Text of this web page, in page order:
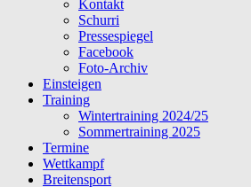
Kontakt
Schurri
Pressespiegel
Facebook
Foto-Archiv
Einsteigen
Training
Wintertraining 2024/25
Sommertraining 2025
Termine
Wettkampf
Breitensport